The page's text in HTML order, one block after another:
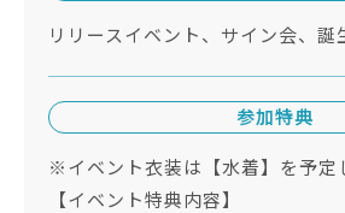
リリースイベント、サイン会、誕
参加特典
※イベント衣装は【水着】を予定
【イベント特典内容】